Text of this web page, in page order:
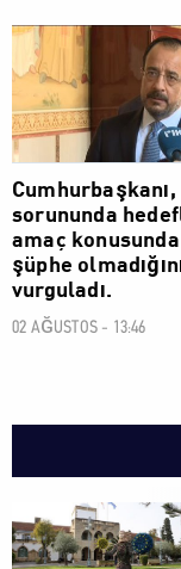
Cumhurbaşkanı,
sorununda
amaç
şüphe
vurguladı.
02 AĞUSTOS - 13:46